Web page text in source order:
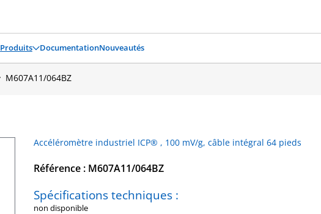
Produits DocumentationNouveautés
M607A11/064BZ
Accéléromètre industriel ICP® , 100 mV/g, câble intégral 64 pieds
Référence : M607A11/064BZ
Spécifications techniques :
non disponible